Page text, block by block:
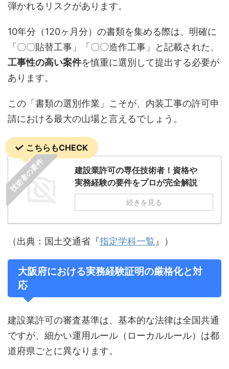
弾かれるリスクがあります。
10年分（120ヶ月分）の書類を集める際は、明確に
「〇〇貼替工事」「〇〇造作工事」と記載された、
工事性の高い案件を慎重に選別して提出する必要が
あります。
この「書類の選別作業」こそが、内装工事の許可申
請における最大の山場と言えるでしょう。
こちらもCHECK
技術者の要件
建設業許可の専任技術者！資格や
実務経験の要件をプロが完全解説
続きを見る
（出典：国土交通省『指定学科一覧 』）
大阪府における実務経験証明の厳格化と対
応
建設業許可の審査基準は、基本的な法律は全国共通
ですが、細かい運用ルール（ローカルルール）は都
道府県ごとに異なります。